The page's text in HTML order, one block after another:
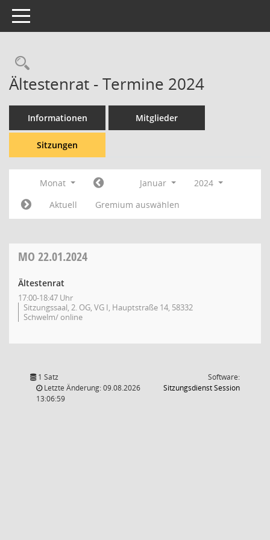
Toggle navigation
Rechercheauswahl
Ältestenrat - Termine 2024
Informationen Mitglieder
Sitzungen
Monat Januar
2024
Aktuell
Gremium auswählen
MO 22.01.2024
Ältestenrat
17:00-18:47 Uhr
Sitzungssaal, 2. OG, VG I, Hauptstraße 14, 58332
Schwelm/ online
1 Satz
Letzte Änderung: 09.08.2026
13:06:59
Software:
SitzungsdienstSession(Wird in